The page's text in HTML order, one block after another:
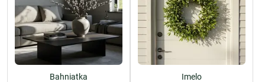
Bahniatka Imelo